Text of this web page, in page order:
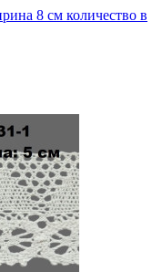
8 см количество в